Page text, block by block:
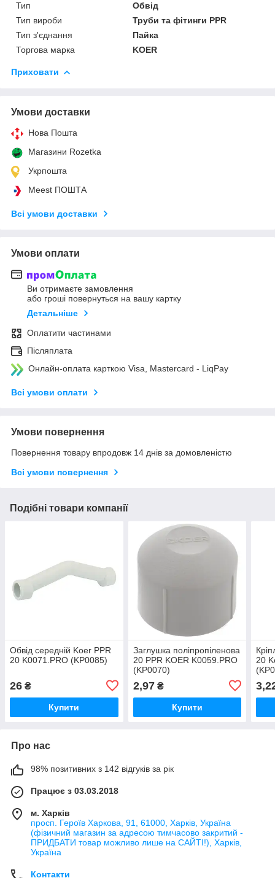
Тип
Обвід
Тип вироби
Труби та фітинги PPR
Тип з'єднання
Пайка
Торгова марка
KOER
Приховати
Умови доставки
Нова Пошта
Магазини Rozetka
Укрпошта
Meest ПОШТА
Всі умови доставки
Умови оплати
Ви отримаєте замовлення
або гроші повернуться на вашу картку
Детальніше
Оплатити частинами
Післяплата
Онлайн-оплата карткою Visa, Mastercard - LiqPay
Всі умови оплати
Умови повернення
Повернення товару впродовж 14 днів за домовленістю
Всі умови повернення
Подібні товари компанії
Обвід середній Koer PPR
20 K0071.PRO (KP0085)
26 ₴
Купити
Заглушка поліпропіленова
20 PPR KOER K0059.PRO
(KP0070)
2,97₴
Купити
20
Про нас
98% позитивних з 142 відгуків за рік
Працює з 03.03.2018
м. Харків
просп. Героїв Харкова, 91, 61000, Харків, Україна
(фізичний магазин за адресою тимчасово закритий -
ПРИДБАТИ товар можливо лише на САЙТІ!), Харків,
Україна
Контакти